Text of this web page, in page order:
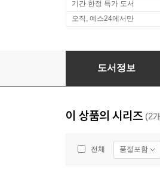
기간 한정 특가 도서
오직, 예스24에서만
철도원 삼대 2 (큰글자
도서정보
이 상품의 시리즈 (2
전체 품절포함